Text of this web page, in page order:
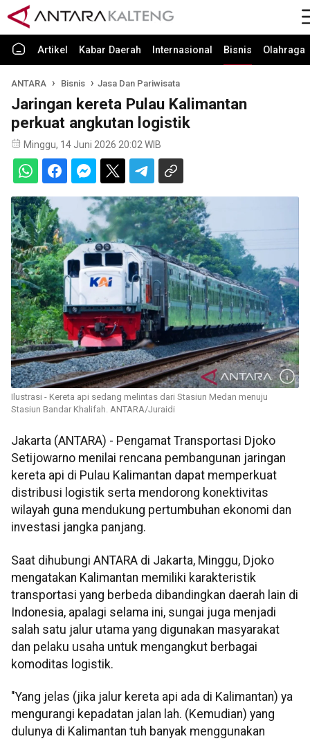
Artikel Kabar Daerah Internasional Bisnis Olahraga
ANTARA Bisnis Jasa Dan Pariwisata
Jaringan kereta Pulau Kalimantan
perkuat angkutan logistik
Minggu, 14 Juni 2026 20:02 WIB
Ilustrasi - Kereta api sedang melintas dari Stasiun Medan menuju
Stasiun Bandar Khalifah. ANTARA/Juraidi
Jakarta (ANTARA) - Pengamat Transportasi Djoko
Setijowarno menilai rencana pembangunan jaringan
kereta api di Pulau Kalimantan dapat memperkuat
distribusi logistik serta mendorong konektivitas
wilayah guna mendukung pertumbuhan ekonomi dan
investasi jangka panjang.
Saat dihubungi ANTARA di Jakarta, Minggu, Djoko
mengatakan Kalimantan memiliki karakteristik
transportasi yang berbeda dibandingkan daerah lain di
Indonesia, apalagi selama ini, sungai juga menjadi
salah satu jalur utama yang digunakan masyarakat
dan pelaku usaha untuk mengangkut berbagai
komoditas logistik.
"Yang jelas (jika jalur kereta api ada di Kalimantan) ya
mengurangi kepadatan jalan lah. (Kemudian) yang
dulunya di Kalimantan tuh banyak menggunakan